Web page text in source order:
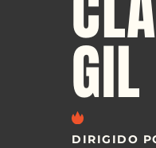
GIL
DIRIGIDO